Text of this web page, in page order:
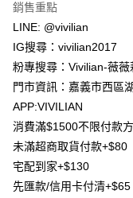
台灣樂天信用卡公司
相關說明
【大哥付你分期使用說明】
1.本服務由台灣大哥大提
2.付款方式選擇「大哥付
流程，驗證手機門號後，
成交易。
3.實際核准額度、可分期
4.訂單成立30分鐘內，如
消。如遇「轉專審核」未
法說明評估內容。
【繳款方式說明】
醒簡訊。
AFTEE先享後付
相關說明
【關於「AFTEE先享後付
便利好安心！
１．簡單：不需註冊會員
２．便利：只要手機號碼
３．安心：先確認商品／
【「AFTEE先享後付」結
ATM付款
貨到付款
運送方式
全家取貨付款
銷售重點
LINE: @vivilian
IG搜尋：vivilian2017
粉專搜尋：Vivilian-薇薇
門市資訊：嘉義市西區
APP:VIVILIAN
消費滿$1500不限付款
未滿超商取貨付款+$80
宅配到家+$130
先匯款/信用卡付清+$65